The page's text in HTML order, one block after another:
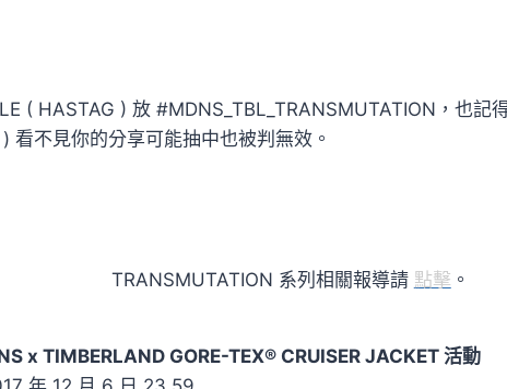
( HASTAG ) 放 #MDNS_TBL_TRANSMUTATION，也記
看不見你的分享可能抽中也被判無效。
TRANSMUTATION 系列相關報導請 點擊 。
x TIMBERLAND GORE-TEX® CRUISER JACKET 活動